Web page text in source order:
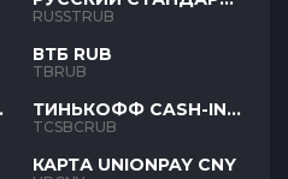
RUB
RUSSTRUB
ВТБ RUB
TBRUB
ТИНЬКОФФ CASH-IN
RUB
TCSBCRUB
КАРТА UNIONPAY CNY